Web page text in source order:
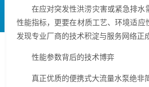
在应对突发性洪涝灾害或紧急排
性能指标，更要在材质工艺、环境适
发现专业厂商的技术积淀与服务网络正
性能参数背后的技术博弈
真正优质的便携式大流量水泵绝非